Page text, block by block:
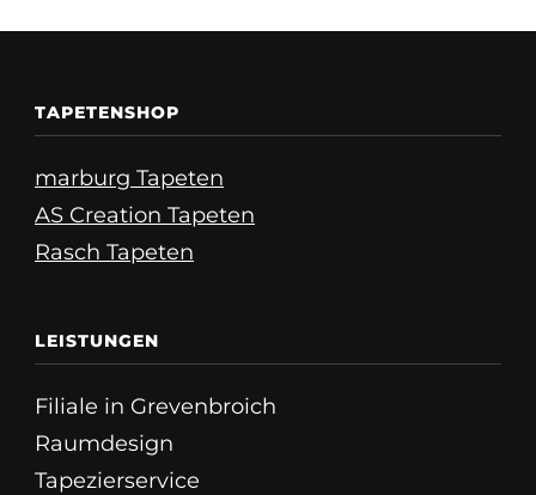
TAPETENSHOP
marburg Tapeten
AS Creation Tapeten
Rasch Tapeten
LEISTUNGEN
Filiale in Grevenbroich
Raumdesign
Tapezierservice